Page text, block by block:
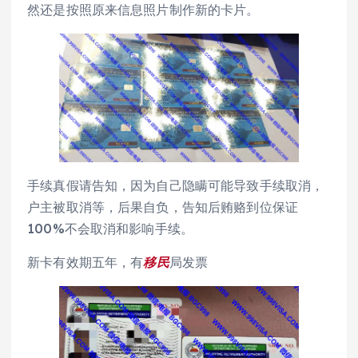
然还是按照原来信息照片制作新的卡片。
手续真假请告知，因为自己隐瞒可能导致手续取消，
户主被取消等，后果自负，告知后贿赂到位保证
100%不会取消和影响手续。
新卡有效期五年，有移民局发票